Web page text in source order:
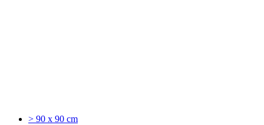
> 90 x 90 cm